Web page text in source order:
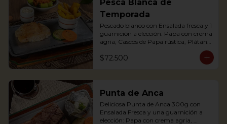
potato with sour cream, accompanied
with a fresh salad.
Pesca Blanca de
Temporada
Pescado blanco con Ensalada fresca y 1
guarnición a elección: Papa con crema
agria, Cascos de Papa rústica, Plátano
maduro con Quesito, Palitos de Yuca,
Puré de Papa y Arracacha
$72.500
Punta de Anca
Deliciosa Punta de Anca 300g con
Ensalada Fresca y una guarnición a
elección: Papa con crema agria,